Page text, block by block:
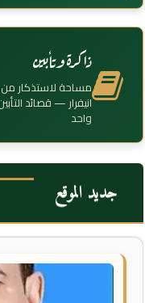
ذاكرة وتأبين
مساحة لاستذكار من
انيفرار — قصائد
واحد
جديد الموقع